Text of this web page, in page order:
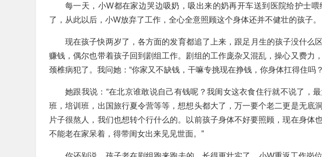
每一天，小W都在家边哭边吸奶，吸出来的奶再开车送到医院给护士
了，从此以后，小W放弃了工作，全心全意照顾这个身体还并不健壮的孩子。
现在孩子快两岁了，各方面的发育都追了上来，跟足月生的孩子没什么
赚钱，偶尔也带着孩子回到剧组工作。剧组的工作庞杂又混乱，操心又费力
颈椎病犯了。我问她：“你家又不缺钱，干嘛专挑现在挣钱，你身体扛得住吗
她跟我说：“在北京谁敢说自己有钱呢？我闺女这衣食住行就不说了，
班，培训班，出国旅行夏令营等等，想想头都大了，万一要个老二更是无底
片子很熬人，我们也想转个行什么的。以前孩子身体不好要照顾，现在身体
不能老在家呆着，得带闺女出来见见世面。”